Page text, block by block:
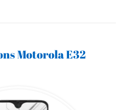
Motorola E32